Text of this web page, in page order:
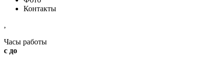
Контакты
,
Часы работы
с до